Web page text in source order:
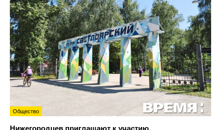
Общество